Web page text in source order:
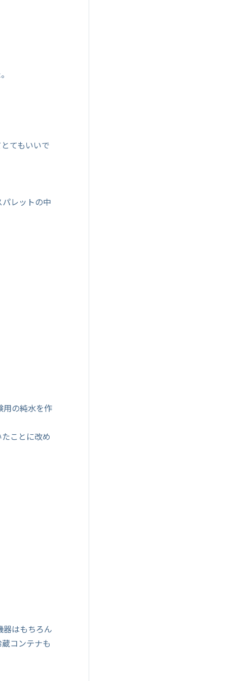
てもいいで
レットの中
用の純水を作
ことに改め
器はもちろん
コンテナも